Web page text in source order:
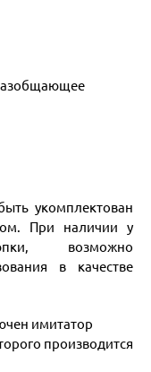
укомплектован
При наличии у
возможно
в качестве
имитатор
производится